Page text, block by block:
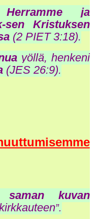
ja
sen Kristuksen
(2 PIET 3:18).
yöllä, henkeni
(JES 26:9).
saman kuvan
”.